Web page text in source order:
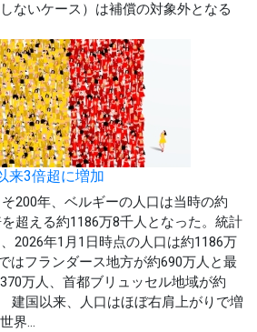
ないケース）は補償の対象外となる
来3倍超に増加
200年、ベルギーの人口は当時の約
超える約1186万8千人となった。統計
2026年1月1日時点の人口は約1186万
はフランダース地方が約690万人と最
万人、首都ブリュッセル地域が約
建国以来、人口はほぼ右肩上がりで増
界...